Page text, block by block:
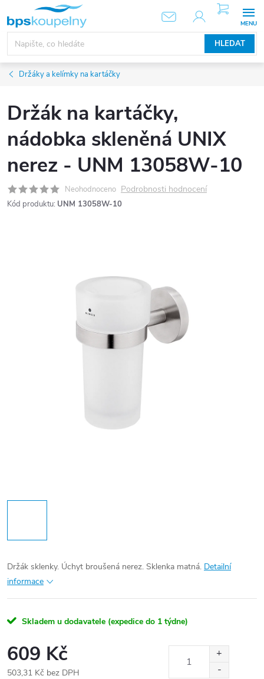
obsah
HLEDAT
NÁKUPNÍ
KOŠÍK
Držáky a kelímky na kartáčky
Držák na kartáčky,
nádobka skleněná UNIX
nerez - UNM 13058W-10
Neohodnoceno Podrobnosti hodnocení
Kód produktu: UNM 13058W-10
Držák sklenky. Úchyt broušená nerez. Sklenka matná. Detailní
informace
Skladem u dodavatele (expedice do 1 týdne)
609 Kč
503,31 Kč bez DPH